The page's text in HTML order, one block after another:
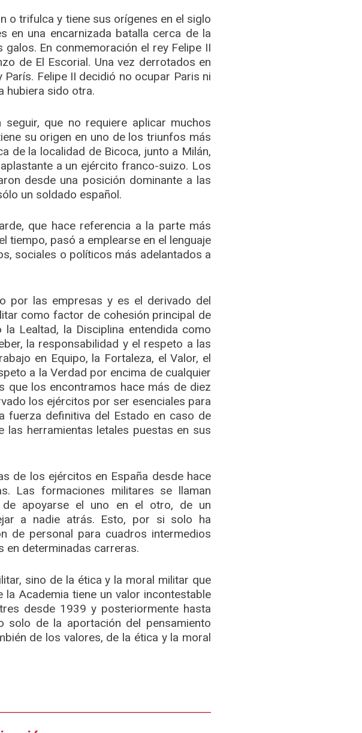
o trifulca y tiene sus orígenes en el siglo
en una encarnizada batalla cerca de la
En conmemoración el rey Felipe II
de El Escorial. Una vez derrotados en
Felipe II decidió no ocupar Paris ni
hubiera sido otra.
que no requiere aplicar muchos
su origen en uno de los triunfos más
de la localidad de Bicoca, junto a Milán,
a un ejército franco-suizo. Los
desde una posición dominante a las
un soldado español.
que hace referencia a la parte más
tiempo, pasó a emplearse en el lenguaje
sociales o políticos más adelantados a
por las empresas y es el derivado del
como factor de cohesión principal de
Lealtad, la Disciplina entendida como
la responsabilidad y el respeto a las
en Equipo, la Fortaleza, el Valor, el
a la Verdad por encima de cualquier
que los encontramos hace más de diez
los ejércitos por ser esenciales para
fuerza definitiva del Estado en caso de
las herramientas letales puestas en sus
de los ejércitos en España desde hace
Las formaciones militares se llaman
de apoyarse el uno en el otro, de un
a nadie atrás. Esto, por si solo ha
de personal para cuadros intermedios
en determinadas carreras.
sino de la ética y la moral militar que
Academia tiene un valor incontestable
desde 1939 y posteriormente hasta
de la aportación del pensamiento
de los valores, de la ética y la moral